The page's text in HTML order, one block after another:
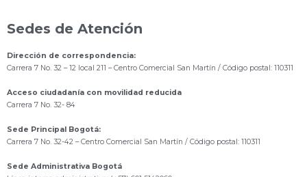
Sedes de Atención
Dirección de correspondencia:
Carrera 7 No. 32 – 12 local 211 – Centro Comercial San Martín / Código postal: 110311
Acceso ciudadanía con movilidad reducida
Carrera 7 No. 32- 84
Sede Principal Bogotá:
Carrera 7 No. 32-42 – Centro Comercial San Martín / Código postal: 110311
Sede Administrativa Bogotá